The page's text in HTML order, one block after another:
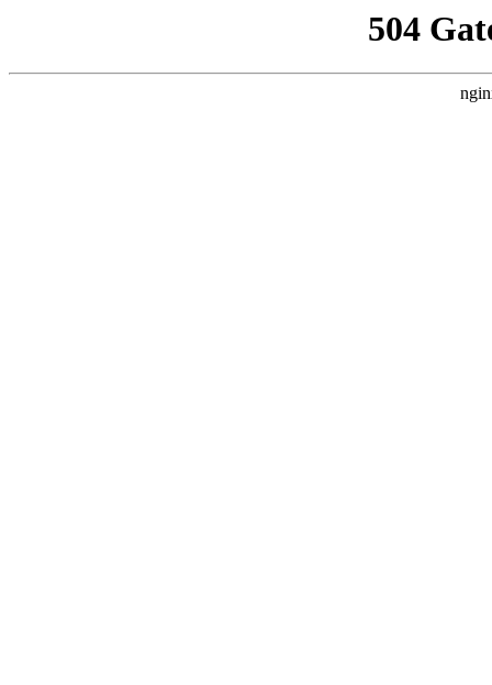
504